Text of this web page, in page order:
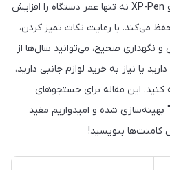
مراقبت از تبلت گرافیکی Huion و XP-Pen نه تنها عمر دستگاه را افزایش
می‌کند. با رعایت نکات تمیز کردن،
نگهداری صحیح، می‌توانید سال‌ها از
یا نیاز به خرید لوازم جانبی دارید،
این مقاله برای جستجوهای
بهینه‌سازی شده و امیدواریم مفید
کامنت‌ها بنویسید!